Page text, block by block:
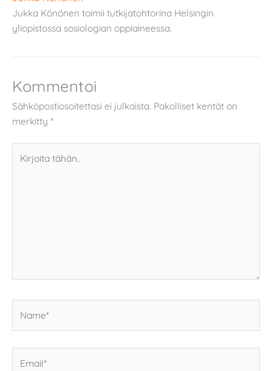
Jukka Könönen toimii tutkijatohtorina Helsingin
yliopistossa sosiologian oppiaineessa.
Kommentoi
Sähköpostiosoitettasi ei julkaista. Pakolliset kentät on
merkitty *
tähän..